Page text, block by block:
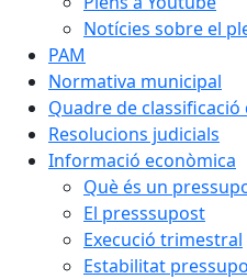
Notícies sobre el
PAM
Normativa municipal
Quadre de
Resolucions judicials
Informació econòmica
Què és un
El presssupost
Execució trimestral
Estabilitat